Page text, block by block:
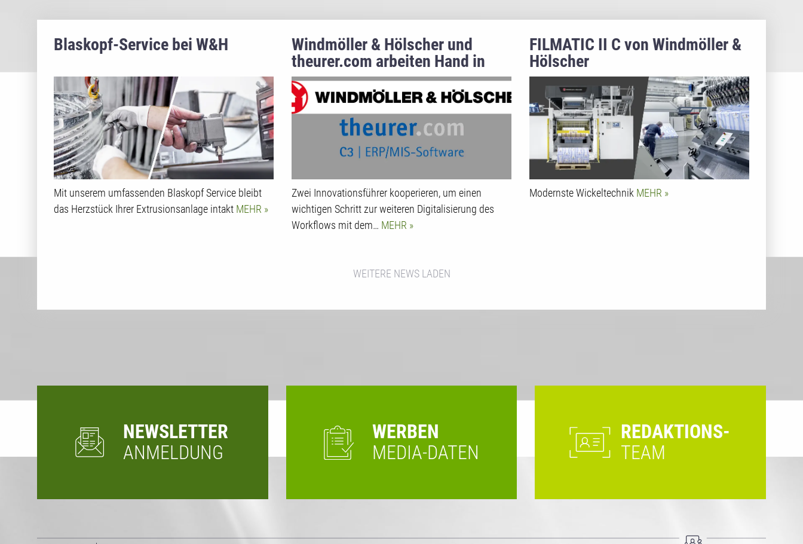
Blaskopf-Service bei W&H
Mit unserem umfassenden Blaskopf Service bleibt
das Herzstück Ihrer Extrusionsanlage intakt MEHR
Windmöller & Hölscher und
theurer.com arbeiten Hand in
Hand
Zwei Innovationsführer kooperieren, um einen
wichtigen Schritt zur weiteren Digitalisierung des
Workflows mit dem… MEHR
FILMATIC II C von Windmöller &
Hölscher
Modernste Wickeltechnik MEHR
WEITERE NEWS LADEN
NEWSLETTER
ANMELDUNG
WERBEN
MEDIA-DATEN
REDAKTIONS-
TEAM